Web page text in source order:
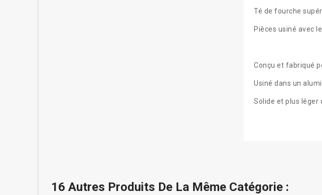
Té de fourche
Pièces usiné avec
Conçu et fabriqué
Usiné dans un
Solide et plus léger
16 Autres Produits De La Même Catégorie :